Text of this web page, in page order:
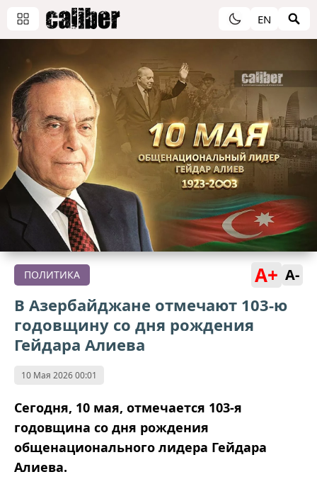
EN
ПОЛИТИКА A+ A-
В Азербайджане отмечают 103-ю
годовщину со дня рождения
Гейдара Алиева
10 Мая 2026 00:01
Сегодня, 10 мая, отмечается 103-я
годовщина со дня рождения
общенационального лидера Гейдара
Алиева.